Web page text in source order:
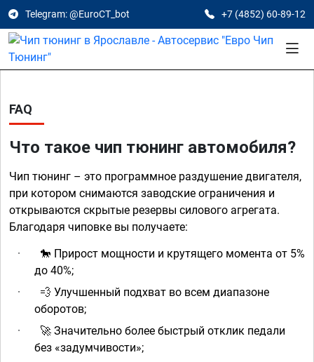
Telegram: @EuroCT_bot +7 (4852) 60-89-12
FAQ
Что такое чип тюнинг автомобиля?
Чип тюнинг – это программное раздушение двигателя,
при котором снимаются заводские ограничения и
открываются скрытые резервы силового агрегата.
Благодаря чиповке вы получаете:
·
🐎 Прирост мощности и крутящего момента от 5%
до 40%;
·
💨 Улучшенный подхват во всем диапазоне
оборотов;
·
🚀 Значительно более быстрый отклик педали
без «задумчивости»;